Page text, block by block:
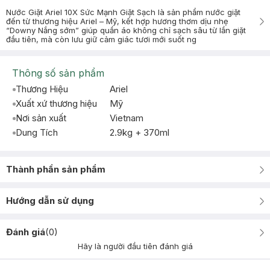
Nước Giặt Ariel 10X Sức Mạnh Giặt Sạch là sản phẩm nước giặt
đến từ thương hiệu Ariel – Mỹ, kết hợp hương thơm dịu nhẹ
“Downy Nắng sớm” giúp quần áo không chỉ sạch sâu từ lần giặt
đầu tiên, mà còn lưu giữ cảm giác tươi mới suốt ng
Thông số sản phẩm
Thương Hiệu
Ariel
Xuất xứ thương hiệu
Mỹ
Nơi sản xuất
Vietnam
Dung Tích
2.9kg + 370ml
Thành phần sản phẩm
Hướng dẫn sử dụng
Đánh giá(0)
Hãy là người đầu tiên đánh giá